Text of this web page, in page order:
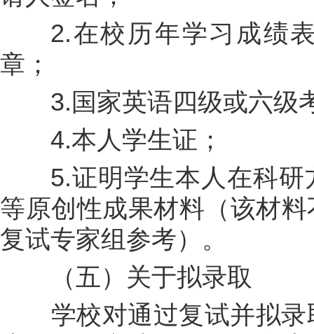
2.在校历年学习成绩表
章；
3.国家英语四级或六级
4.本人学生证；
5.证明学生本人在科研
等原创性成果材料（该材
复试专家组参考）。
（五）关于拟录取
学校对通过复试并拟录